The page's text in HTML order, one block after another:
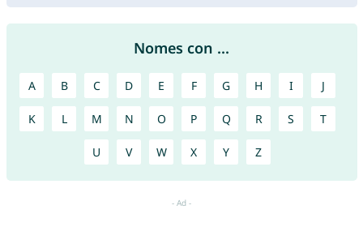
Nomes con ...
A B C D E F G H I J
K L M N O P Q R S T
U V W X Y Z